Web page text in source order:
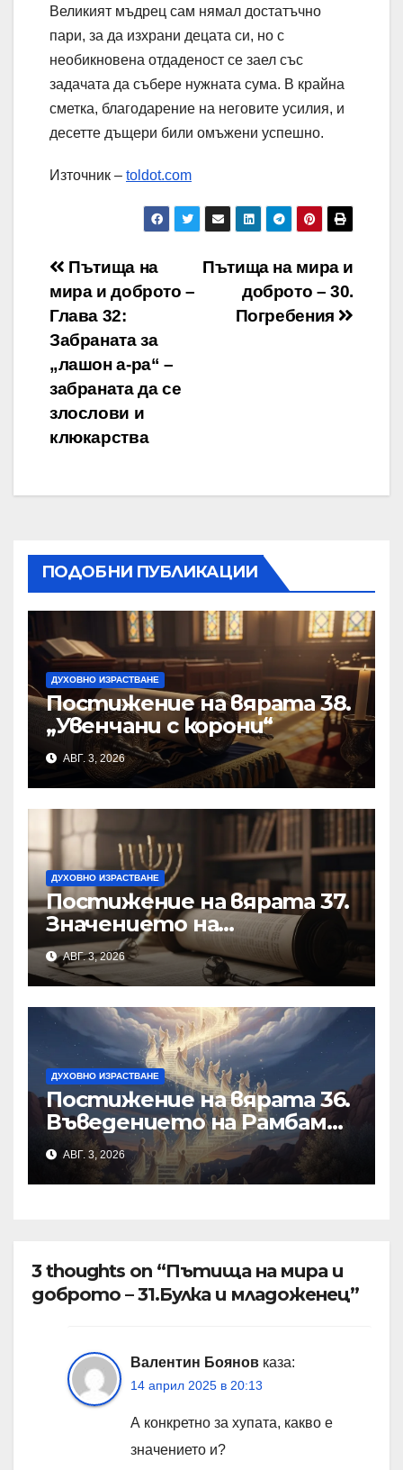
Великият мъдрец сам нямал достатъчно
пари, за да изхрани децата си, но с
необикновена отдаденост се заел със
задачата да събере нужната сума. В крайна
сметка, благодарение на неговите усилия, и
десетте дъщери били омъжени успешно.
Източник – toldot.com
НавигацияПътища на мира и
доброто – 30.
Погребения
Пътища на
мира и доброто –
Глава 32:
Забраната за
„лашон а-ра“ –
забраната да се
злослови и
клюкарства
ПОДОБНИ ПУБЛИКАЦИИ
ДУХОВНО ИЗРАСТВАНЕ
Постижение на вярата 38.
„Увенчани с корони“
АВГ. 3, 2026
ДУХОВНО ИЗРАСТВАНЕ
Постижение на вярата 37.
Значението на
познанието за
същността на Бъдещия
свят
АВГ. 3, 2026
ДУХОВНО ИЗРАСТВАНЕ
Постижение на вярата 36.
Въведението на Рамбам
към Тринадесетте
Основи
АВГ. 3, 2026
3 thoughts on “Пътища на мира и
доброто – 31.Булка и младоженец”
Валентин Боянов каза:
14 април 2025 в 20:13
А конкретно за хупата, какво е
значението и?